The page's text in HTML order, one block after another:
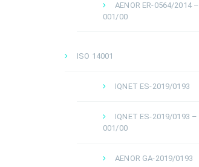
AENOR ER-0564/2014 –
001/00
ISO 14001
IQNET ES-2019/0193
IQNET ES-2019/0193 –
001/00
AENOR GA-2019/0193